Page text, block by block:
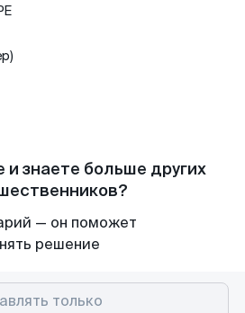
и знаете больше других
— он поможет
решение